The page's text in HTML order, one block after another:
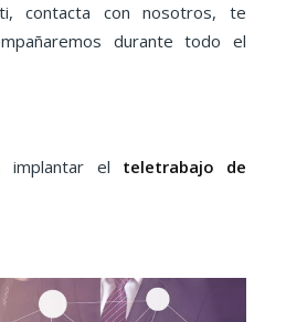
contacta con nosotros, te
durante todo el
implantar el teletrabajo de